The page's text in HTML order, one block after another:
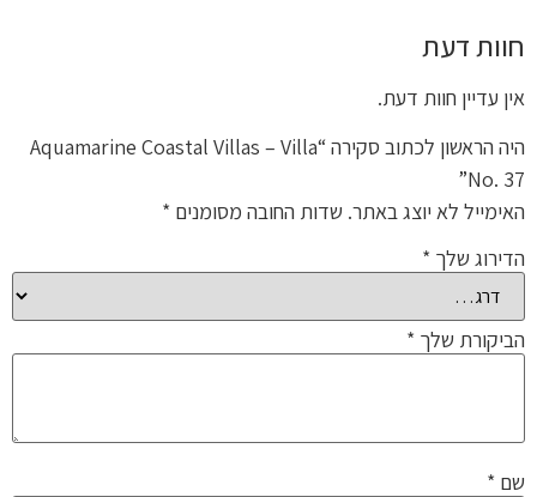
חוות דעת
אין עדיין חוות דעת.
היה הראשון לכתוב סקירה “Aquamarine Coastal Villas – Villa
No. 37”
האימייל לא יוצג באתר. שדות החובה מסומנים *
הדירוג שלך *
הביקורת שלך *
שם *